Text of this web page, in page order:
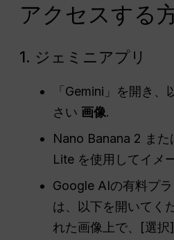
アクセスする
1. ジェミニアプリ
「Gemini」を開き
さい 画像.
Nano Banana 2 ま
Lite を使用してイメ
Google AIの有料プ
は、以下を開いてく
れた画像上で、[選択